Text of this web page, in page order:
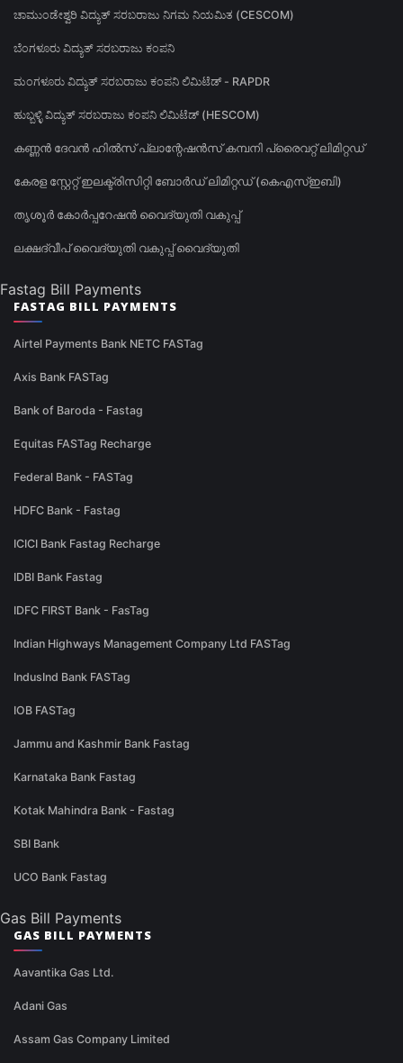
ಚಾಮುಂಡೇಶ್ವರಿ ವಿದ್ಯುತ್ ಸರಬರಾಜು ನಿಗಮ ನಿಯಮಿತ (CESCOM)
ಬೆಂಗಳೂರು ವಿದ್ಯುತ್ ಸರಬರಾಜು ಕಂಪನಿ
ಮಂಗಳೂರು ವಿದ್ಯುತ್ ಸರಬರಾಜು ಕಂಪನಿ ಲಿಮಿಟೆಡ್ - RAPDR
ಹುಬ್ಬಳ್ಳಿ ವಿದ್ಯುತ್ ಸರಬರಾಜು ಕಂಪನಿ ಲಿಮಿಟೆಡ್ (HESCOM)
കണ്ണൻ ദേവൻ ഹിൽസ് പ്ലാന്റേഷൻസ് കമ്പനി പ്രൈവറ്റ് ലിമിറ്റഡ്
കേരള സ്റ്റേറ്റ് ഇലക്ട്രിസിറ്റി ബോർഡ് ലിമിറ്റഡ് (കെഎസ്ഇബി)
തൃശൂർ കോർപ്പറേഷൻ വൈദ്യുതി വകുപ്പ്
ലക്ഷദ്വീപ് വൈദ്യുതി വകുപ്പ് വൈദ്യുതി
Fastag Bill Payments
FASTAG BILL PAYMENTS
Airtel Payments Bank NETC FASTag
Axis Bank FASTag
Bank of Baroda - Fastag
Equitas FASTag Recharge
Federal Bank - FASTag
HDFC Bank - Fastag
ICICI Bank Fastag Recharge
IDBI Bank Fastag
IDFC FIRST Bank - FasTag
Indian Highways Management Company Ltd FASTag
IndusInd Bank FASTag
IOB FASTag
Jammu and Kashmir Bank Fastag
Karnataka Bank Fastag
Kotak Mahindra Bank - Fastag
SBI Bank
UCO Bank Fastag
Gas Bill Payments
GAS BILL PAYMENTS
Aavantika Gas Ltd.
Adani Gas
Assam Gas Company Limited